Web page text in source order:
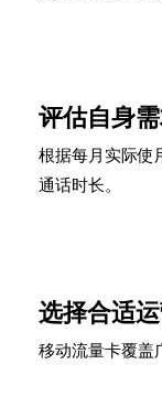
评估自身
根据每月实际使
通话时长。
选择合适
移动流量卡覆盖